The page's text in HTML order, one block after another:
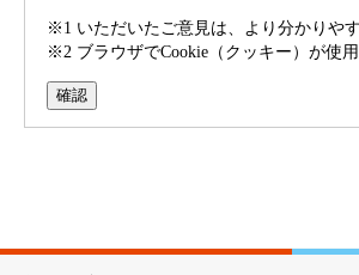
※1 いただいたご意見は、より分かりや
※2 ブラウザでCookie（クッキー）が使